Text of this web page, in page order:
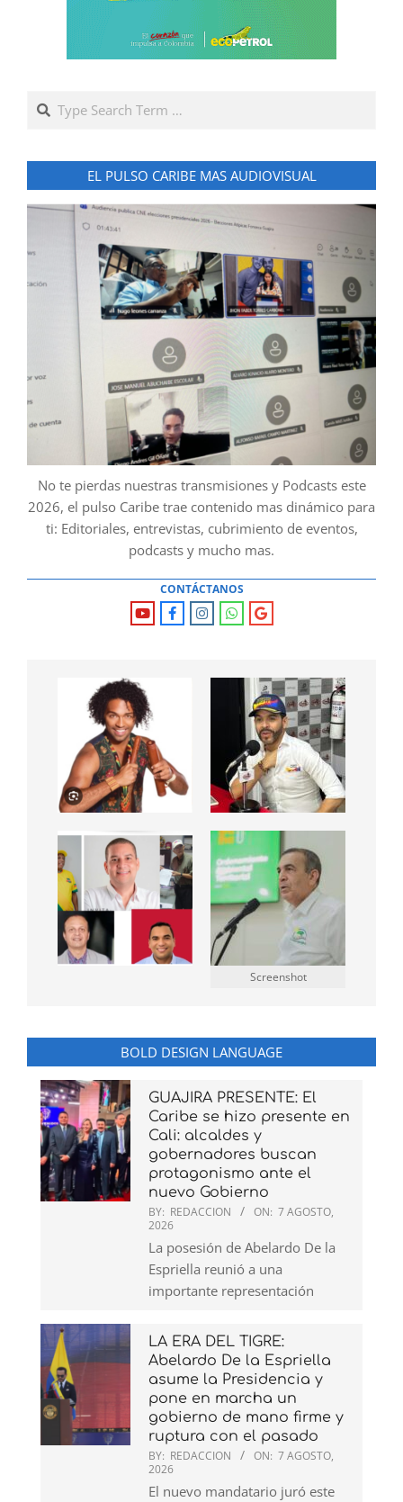
Search
EL PULSO CARIBE MAS AUDIOVISUAL
No te pierdas nuestras transmisiones y Podcasts este
2026, el pulso Caribe trae contenido mas dinámico para
ti: Editoriales, entrevistas, cubrimiento de eventos,
podcasts y mucho mas.
CONTÁCTANOS
Screenshot
BOLD DESIGN LANGUAGE
GUAJIRA PRESENTE: El
Caribe se hizo presente en
Cali: alcaldes y
gobernadores buscan
protagonismo ante el
nuevo Gobierno
BY: REDACCION ON: 7 AGOSTO,
2026
La posesión de Abelardo De la
Espriella reunió a una
importante representación
LA ERA DEL TIGRE:
Abelardo De la Espriella
asume la Presidencia y
pone en marcha un
gobierno de mano firme y
ruptura con el pasado
BY: REDACCION ON: 7 AGOSTO,
2026
El nuevo mandatario juró este